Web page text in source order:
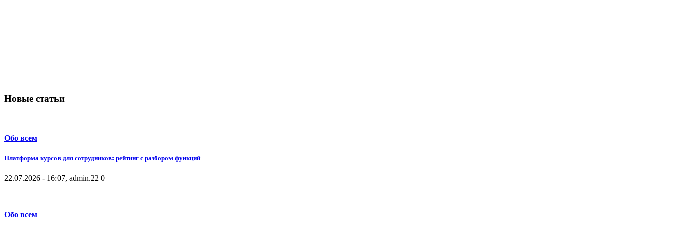
Новые статьи
Обо всем
Платформа курсов для сотрудников: рейтинг с разбором функций
22.07.2026 - 16:07, admin.22 0
Обо всем